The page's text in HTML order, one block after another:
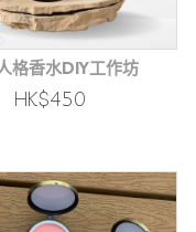
格香水DIY工作坊
HK$450